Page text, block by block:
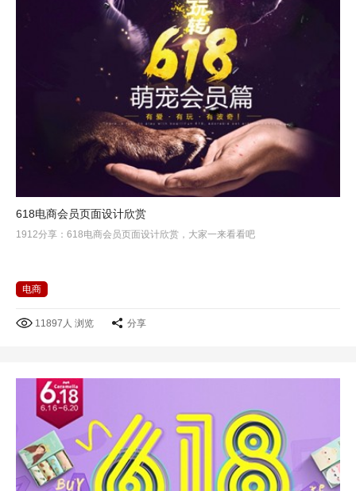
618电商会员页面设计欣赏
1912分享：618电商会员页面设计欣赏，大家一来看看吧
电商
11897人 浏览 分享